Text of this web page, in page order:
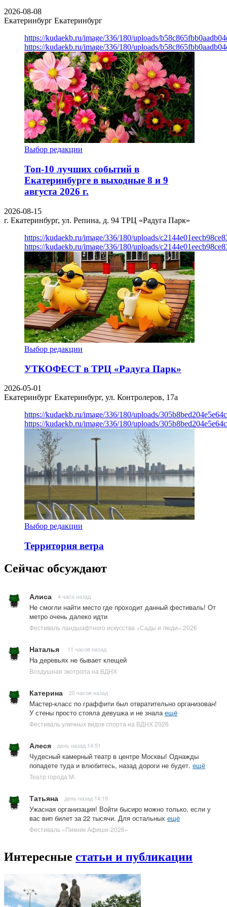
2026-08-08
Екатеринбург Екатеринбург
https://kudaekb.ru/image/336/180/uploads/
https://kudaekb.ru/image/336/180/uploads/
Выбор редакции
Топ-10 лучших событий в
Екатеринбурге в выходные 8 и 9
августа 2026 г.
2026-08-15
г. Екатеринбург, ул. Репина, д. 94 ТРЦ «Радуга Парк»
https://kudaekb.ru/image/336/180/uploads/
https://kudaekb.ru/image/336/180/uploads/
Выбор редакции
УТКОФЕСТ в ТРЦ «Радуга Парк»
2026-05-01
Екатеринбург Екатеринбург, ул. Контролеров, 17а
https://kudaekb.ru/image/336/180/uploads/
https://kudaekb.ru/image/336/180/uploads/
Выбор редакции
Территория ветра
Сейчас обсуждают
Алиса 4 часа назад
Не смогли найти место где проходит данный фестиваль! От
метро очень далеко идти
Фестиваль ландшафтного искусства «Сады и люди» 2026
Наталья 11 часов назад
На деревьях не бывает клещей
Воздушная экотропа на ВДНХ
Катерина 20 часов назад
Мастер-класс по граффити был отвратительно организован!
У стены просто стояла девушка и не зналаещё
Фестиваль уличных видов спорта на ВДНХ 2026
Алеся день назад 14:51
Чудесный камерный театр в центре Москвы! Однажды
попадете туда и влюбитесь, назад дороги не будет. ещё
Театр города М.
Татьяна день назад 14:19
Ужасная организация! Войти бысиро можно только, если у
вас вип билет за 22 тысячи. Для остальных ещё
Фестиваль «Пикник Афиши-2026»
Интересные статьи и публикации